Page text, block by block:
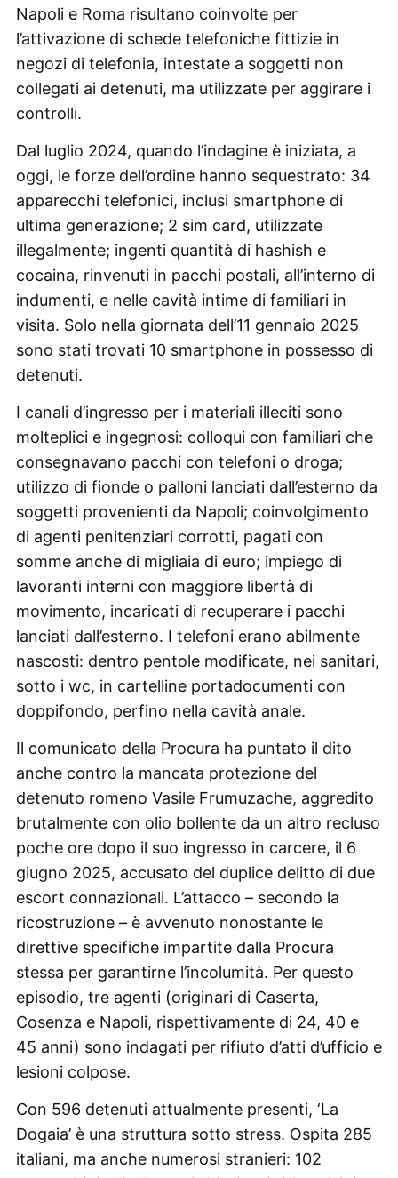
Napoli e Roma risultano coinvolte per
l’attivazione di schede telefoniche fittizie in
negozi di telefonia, intestate a soggetti non
collegati ai detenuti, ma utilizzate per aggirare i
controlli.
Dal luglio 2024, quando l’indagine è iniziata, a
oggi, le forze dell’ordine hanno sequestrato: 34
apparecchi telefonici, inclusi smartphone di
ultima generazione; 2 sim card, utilizzate
illegalmente; ingenti quantità di hashish e
cocaina, rinvenuti in pacchi postali, all’interno di
indumenti, e nelle cavità intime di familiari in
visita. Solo nella giornata dell’11 gennaio 2025
sono stati trovati 10 smartphone in possesso di
detenuti.
I canali d’ingresso per i materiali illeciti sono
molteplici e ingegnosi: colloqui con familiari che
consegnavano pacchi con telefoni o droga;
utilizzo di fionde o palloni lanciati dall’esterno da
soggetti provenienti da Napoli; coinvolgimento
di agenti penitenziari corrotti, pagati con
somme anche di migliaia di euro; impiego di
lavoranti interni con maggiore libertà di
movimento, incaricati di recuperare i pacchi
lanciati dall’esterno. I telefoni erano abilmente
nascosti: dentro pentole modificate, nei sanitari,
sotto i wc, in cartelline portadocumenti con
doppifondo, perfino nella cavità anale.
Il comunicato della Procura ha puntato il dito
anche contro la mancata protezione del
detenuto romeno Vasile Frumuzache, aggredito
brutalmente con olio bollente da un altro recluso
poche ore dopo il suo ingresso in carcere, il 6
giugno 2025, accusato del duplice delitto di due
escort connazionali. L’attacco – secondo la
ricostruzione – è avvenuto nonostante le
direttive specifiche impartite dalla Procura
stessa per garantirne l’incolumità. Per questo
episodio, tre agenti (originari di Caserta,
Cosenza e Napoli, rispettivamente di 24, 40 e
45 anni) sono indagati per rifiuto d’atti d’ufficio e
lesioni colpose.
Con 596 detenuti attualmente presenti, ‘La
Dogaia’ è una struttura sotto stress. Ospita 285
italiani, ma anche numerosi stranieri: 102